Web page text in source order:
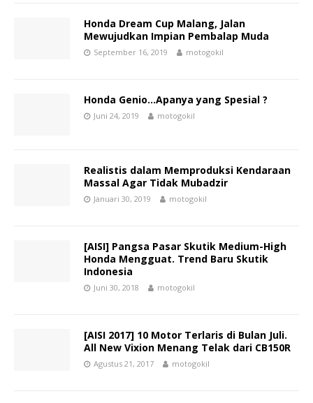
Honda Dream Cup Malang, Jalan
Mewujudkan Impian Pembalap Muda
September 16, 2019 motogokil
Honda Genio…Apanya yang Spesial ?
Juni 24, 2019 motogokil
Realistis dalam Memproduksi Kendaraan
Massal Agar Tidak Mubadzir
Januari 30, 2019 motogokil
[AISI] Pangsa Pasar Skutik Medium-High
Honda Mengguat. Trend Baru Skutik
Indonesia
Juni 30, 2018 motogokil
[AISI 2017] 10 Motor Terlaris di Bulan Juli.
All New Vixion Menang Telak dari CB150R
Agustus 21, 2017 motogokil